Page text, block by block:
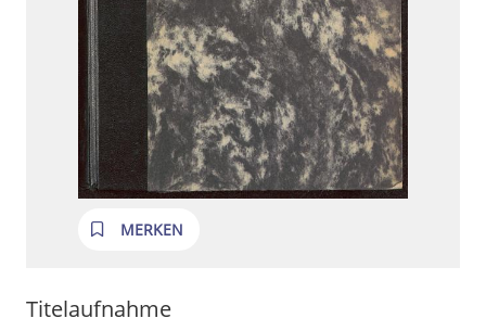
MERKEN
Titelaufnahme